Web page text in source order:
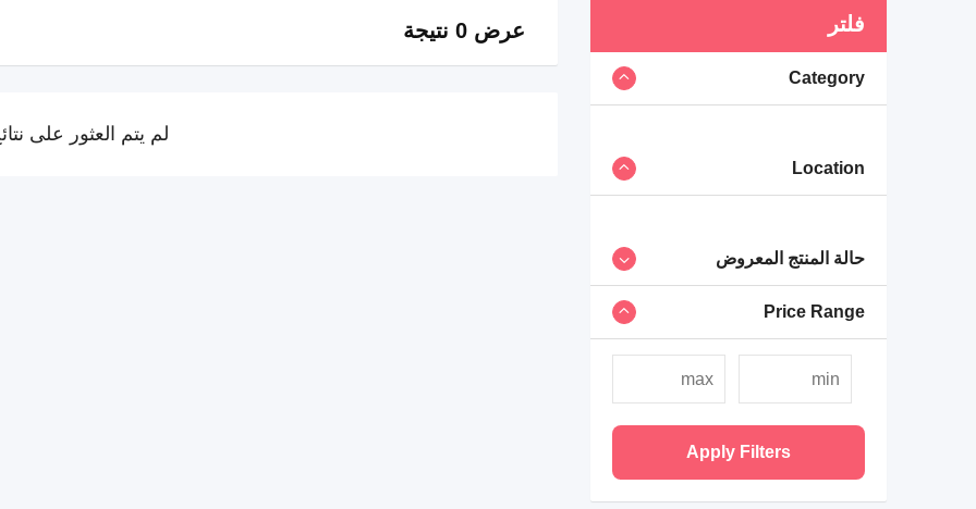
فلتر
Category
Location
حالة المنتج المعروض
Price Range
Apply Filters
عرض 0 نتيجة
لم يتم العثور على